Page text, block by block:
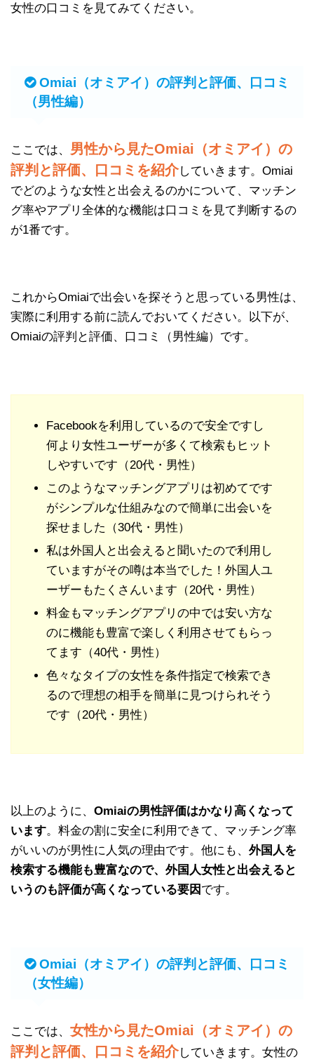
女性の口コミを見てみてください。
Omiai（オミアイ）の評判と評価、口コミ
（男性編）
ここでは、 男性から見たOmiai（オミアイ）の
評判と評価、口コミを紹介していきます。Omiai
でどのような女性と出会えるのかについて、マッチン
グ率やアプリ全体的な機能は口コミを見て判断するの
が1番です。
これからOmiaiで出会いを探そうと思っている男性は、
実際に利用する前に読んでおいてください。以下が、
Omiaiの評判と評価、口コミ（男性編）です。
Facebookを利用しているので安全ですし
何より女性ユーザーが多くて検索もヒット
しやすいです（20代・男性）
このようなマッチングアプリは初めてです
がシンプルな仕組みなので簡単に出会いを
探せました（30代・男性）
私は外国人と出会えると聞いたので利用し
ていますがその噂は本当でした！外国人ユ
ーザーもたくさんいます（20代・男性）
料金もマッチングアプリの中では安い方な
のに機能も豊富で楽しく利用させてもらっ
てます（40代・男性）
色々なタイプの女性を条件指定で検索でき
るので理想の相手を簡単に見つけられそう
です（20代・男性）
以上のように、 Omiaiの男性評価はかなり高くなって
います。料金の割に安全に利用できて、マッチング率
がいいのが男性に人気の理由です。他にも、 外国人を
検索する機能も豊富なので、外国人女性と出会えると
いうのも評価が高くなっている要因 です。
Omiai（オミアイ）の評判と評価、口コミ
（女性編）
ここでは、 女性から見たOmiai（オミアイ）の
評判と評価、口コミを紹介していきます。女性の